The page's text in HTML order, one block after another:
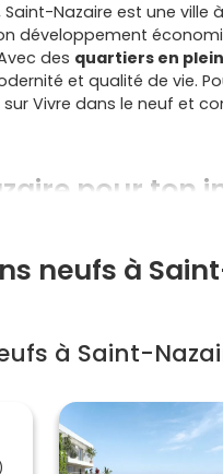
Saint-Nazaire est une ville
développement
des quartiers en
et qualité de vie.
Vivre dans le neuf et
pour ton
professionnels,
locative est forte à
neufs à
à Saint-